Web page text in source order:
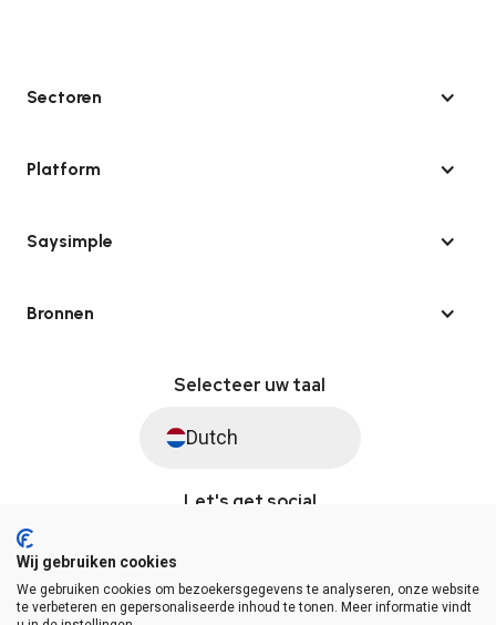
Sectoren
Platform
Saysimple
Bronnen
Selecteer uw taal
Dutch
Let's get social
© Saysimple 2026 · WhatsApp Automation Platform
Wij gebruiken cookies
We gebruiken cookies om bezoekersgegevens te analyseren, onze website
te verbeteren en gepersonaliseerde inhoud te tonen. Meer informatie vindt